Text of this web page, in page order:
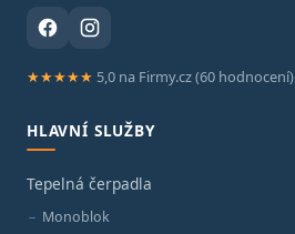
★★★★★ 5,0 na Firmy.cz (60 hodnocení)
HLAVNÍ SLUŽBY
Tepelná čerpadla
Monoblok